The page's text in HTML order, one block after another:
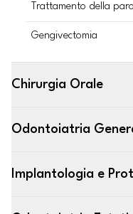
Trattamento della
Gengivectomia
Chirurgia Orale
Odontoiatria
Implantologia e